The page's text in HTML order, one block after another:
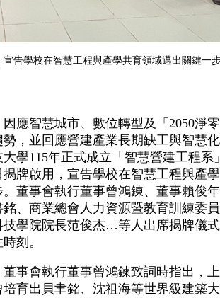
告學校在智慧工程與產學共育領域邁出關鍵一步
智慧城市、數位轉型及「2050淨零
勢，並回應營建產業長期缺工與智慧
大學115年正式成立「智慧營建工程系
揭牌啟用，宣告學校在智慧工程與產
。董事會執行董事曾鴻鍊、董事賴俊
銘、商業總會人力資源暨教育訓練委
技學院院長范俊杰…等人出席揭牌儀
時刻。
會執行董事曾鴻鍊致詞時指出，上
培育出貝聿銘、沈祖海等世界級建築